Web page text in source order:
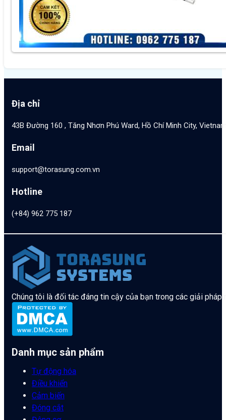
Địa chỉ
43B Đường 160 , Tăng Nhơn Phú Ward, Hồ Chí Minh City,
Email
support@torasung.com.vn
Hotline
(+84) 962 775 187
Chúng tôi là đối tác đáng tin cậy của bạn trong các giải pháp
Danh mục sản phẩm
Tự động hóa
Điều khiển
Cảm biến
Đóng cắt